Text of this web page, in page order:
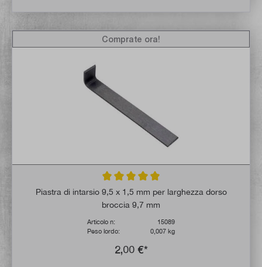
Valutazione media di 5 su 5 stelle
Piastra di intarsio 9,5 x 1,5 mm per larghezza dorso
broccia 9,7 mm
Articolo n:
15089
Peso lordo:
0,007 kg
2,00 €*
Comprate ora!